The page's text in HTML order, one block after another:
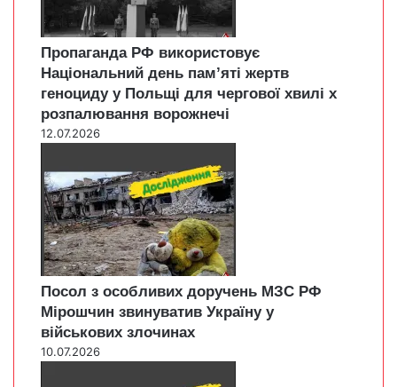
Пропаганда РФ використовує
Національний день пам’яті жертв
геноциду у Польщі для чергової хвилі х
розпалювання ворожнечі
12.07.2026
Посол з особливих доручень МЗС РФ
Мірошчин звинуватив Україну у
військових злочинах
10.07.2026